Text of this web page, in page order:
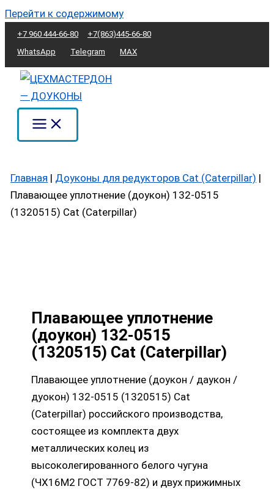
Перейти к содержимому
+7 960 444-66-80
+7(863)445-66-80
WhatsApp
Telegram MAX
Главная | Доуконы для редукторов Cat (Caterpillar) |
Плавающее уплотнение (доукон) 132-0515
(1320515) Cat (Caterpillar)
Плавающее уплотнение
(доукон) 132-0515
(1320515) Cat (Caterpillar)
Плавающее уплотнение (доукон / даукон /
дуокон) 132-0515 (1320515) Cat
(Caterpillar) российского производства,
состоящее из комплекта двух
металлических колец из
высоколегированного белого чугуна
(ЧХ16М2 ГОСТ 7769-82) и двух прижимных